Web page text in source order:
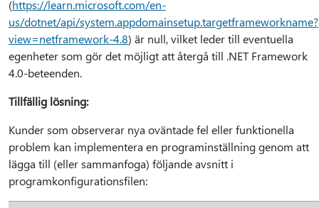
(https://learn.microsoft.com/en-
us/dotnet/api/system.appdomainsetup.targetframeworkname?
view=netframework-4.8) är null, vilket leder till eventuella
egenheter som gör det möjligt att återgå till .NET Framework
4.0-beteenden.
Tillfällig lösning:
Kunder som observerar nya oväntade fel eller funktionella
problem kan implementera en programinställning genom att
lägga till (eller sammanfoga) följande avsnitt i
programkonfigurationsfilen: